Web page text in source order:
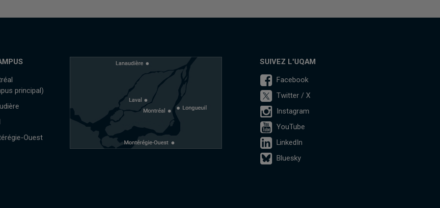
principal)
Ouest
SUIVEZ L'UQAM
Facebook
Twitter / X
Instagram
YouTube
LinkedIn
Bluesky